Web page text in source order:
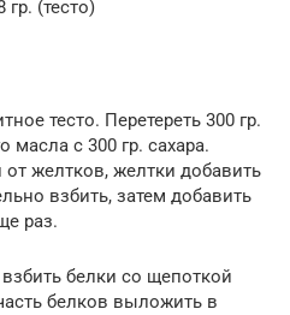
(тесто)
тесто. Перетереть 300 гр.
масла с 300 гр. сахара.
от желтков, желтки добавить
взбить, затем добавить
раз.
белки со щепоткой
белков выложить в